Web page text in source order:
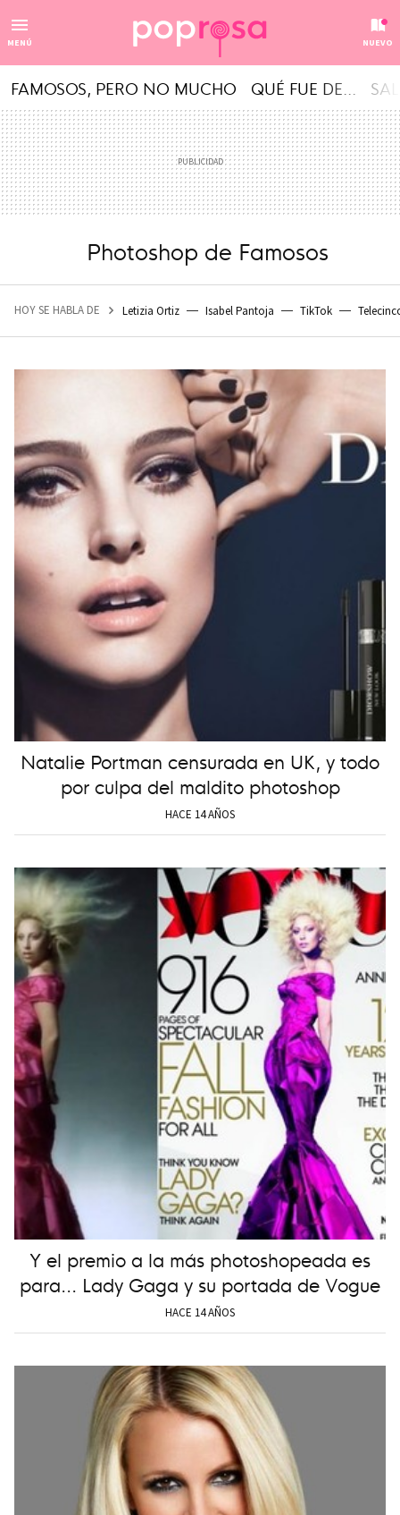
MENÚ NUEVO
FAMOSOS, PERO NO MUCHO QUÉ FUE DE...
Photoshop de Famosos
HOY SE HABLA DE Letizia Ortiz Isabel Pantoja TikTok
Natalie Portman censurada en UK, y todo
por culpa del maldito photoshop
HACE 14 AÑOS
Y el premio a la más photoshopeada es
para... Lady Gaga y su portada de Vogue
HACE 14 AÑOS